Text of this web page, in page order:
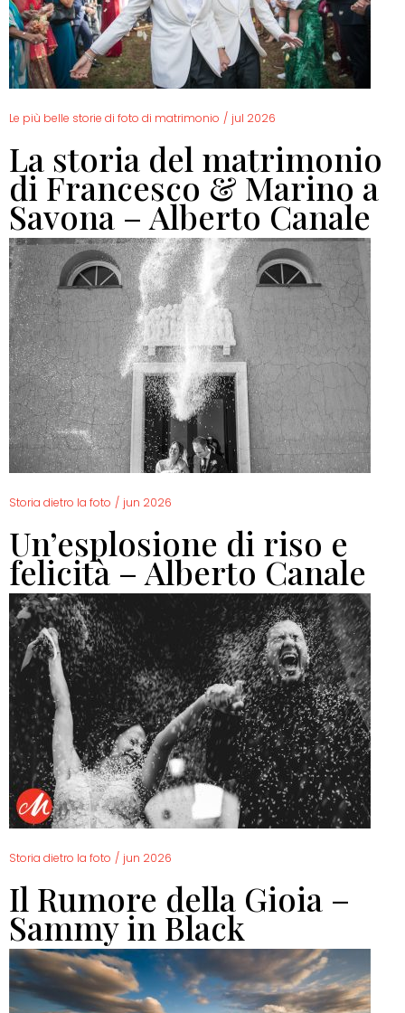
Le più belle storie di foto di matrimonio / jul 2026
La storia del matrimonio
di Francesco & Marino a
Savona – Alberto Canale
Storia dietro la foto / jun 2026
Un’esplosione di riso e
felicità – Alberto Canale
Storia dietro la foto / jun 2026
Il Rumore della Gioia –
Sammy in Black